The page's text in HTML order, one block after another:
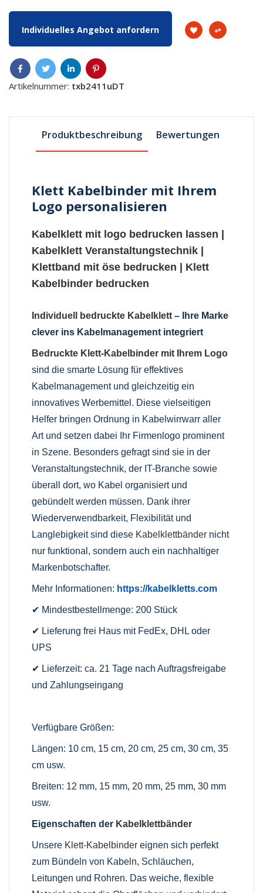
Individuelles Angebot anfordern
Artikelnummer: txb2411uDT
Produktbeschreibung Bewertungen
Klett Kabelbinder mit Ihrem
Logo personalisieren
Kabelklett mit logo bedrucken lassen |
Kabelklett Veranstaltungstechnik |
Klettband mit öse bedrucken | Klett
Kabelbinder bedrucken
Individuell bedruckte Kabelklett – Ihre Marke
clever ins Kabelmanagement integriert
Bedruckte Klett-Kabelbinder mit Ihrem Logo
sind die smarte Lösung für effektives
Kabelmanagement und gleichzeitig ein
innovatives Werbemittel. Diese vielseitigen
Helfer bringen Ordnung in Kabelwirrwarr aller
Art und setzen dabei Ihr Firmenlogo prominent
in Szene. Besonders gefragt sind sie in der
Veranstaltungstechnik, der IT-Branche sowie
überall dort, wo Kabel organisiert und
gebündelt werden müssen. Dank ihrer
Wiederverwendbarkeit, Flexibilität und
Langlebigkeit sind diese Kabelklettbänder nicht
nur funktional, sondern auch ein nachhaltiger
Markenbotschafter.
Mehr Informationen: https://kabelkletts.com
✔ Mindestbestellmenge: 200 Stück
✔ Lieferung frei Haus mit FedEx, DHL oder
UPS
✔ Lieferzeit: ca. 21 Tage nach Auftragsfreigabe
und Zahlungseingang
Verfügbare Größen:
Längen: 10 cm, 15 cm, 20 cm, 25 cm, 30 cm, 35
cm usw.
Breiten: 12 mm, 15 mm, 20 mm, 25 mm, 30 mm
usw.
Eigenschaften der Kabelklettbänder
Unsere Klett-Kabelbinder eignen sich perfekt
zum Bündeln von Kabeln, Schläuchen,
Leitungen und Rohren. Das weiche, flexible